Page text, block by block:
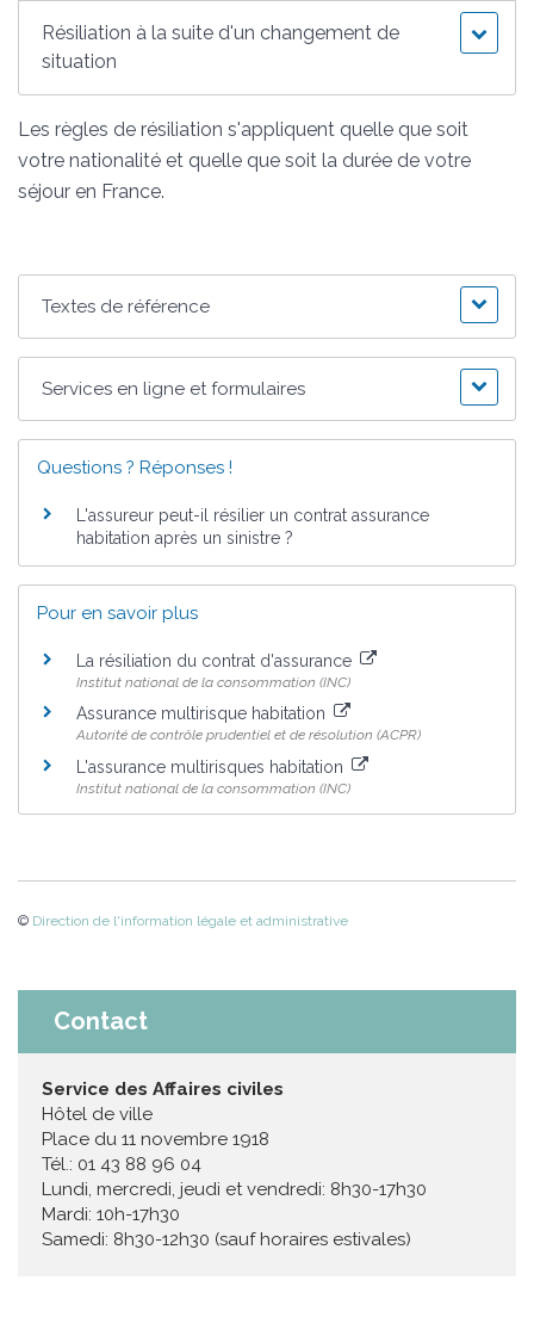
Résiliation à la suite d'un changement de
situation
Les règles de résiliation s'appliquent quelle que soit
votre nationalité et quelle que soit la durée de votre
séjour en France.
Textes de référence
Services en ligne et formulaires
Questions ? Réponses !
L'assureur peut-il résilier un contrat assurance
habitation après un sinistre ?
Pour en savoir plus
La résiliation du contrat d'assurance
Institut national de la consommation (INC)
Assurance multirisque habitation
Autorité de contrôle prudentiel et de résolution (ACPR)
L'assurance multirisques habitation
Institut national de la consommation (INC)
© Direction de l'information légale et administrative
Contact
Service des Affaires civiles
Hôtel de ville
Place du 11 novembre 1918
Tél.: 01 43 88 96 04
Lundi, mercredi, jeudi et vendredi: 8h30-17h30
Mardi: 10h-17h30
Samedi: 8h30-12h30 (sauf horaires estivales)